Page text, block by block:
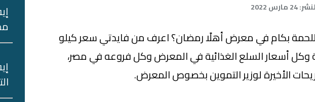
:24 مارس 2022
بكام في معرض أهلًا رمضان؟ اعرف من فايدتي سعر كيلو
وكل أسعار السلع الغذائية في المعرض وكل فروعه في مصر،
الأخيرة لوزير التموين بخصوص المعرض.